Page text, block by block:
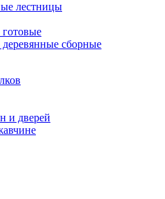
лестницы
сборные
и дверей